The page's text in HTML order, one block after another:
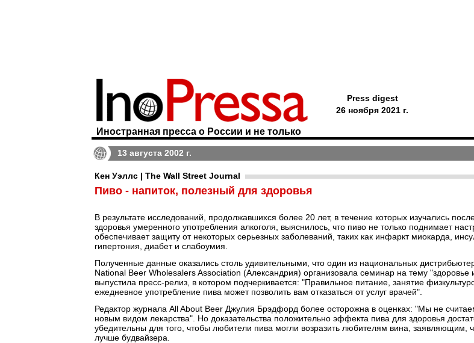
Иностранная пресса о России и не только
Press digest
26 ноября 2021 г.
13 августа 2002 г.
Кен Уэллс | The Wall Street Journal
Пиво - напиток, полезный для здоровья
В результате исследований, продолжавшихся более 20 лет, в течение которых изучались
здоровья умеренного употребления алкоголя, выяснилось, что пиво не только поднимает
обеспечивает защиту от некоторых серьезных заболеваний, таких как инфаркт миокарда,
гипертония, диабет и слабоумия.
Полученные данные оказались столь удивительными, что один из национальных
National Beer Wholesalers Association (Александрия) организовала семинар на тему "здоровье
выпустила пресс-релиз, в котором подчеркивается: "Правильное питание, занятие
ежедневное употребление пива может позволить вам отказаться от услуг врачей".
Редактор журнала All About Beer Джулия Брэдфорд более осторожна в оценках: "Мы не
новым видом лекарства". Но доказательства положительно эффекта пива для здоровья
убедительны для того, чтобы любители пива могли возразить любителям вина, заявляющим,
лучше будвайзера.